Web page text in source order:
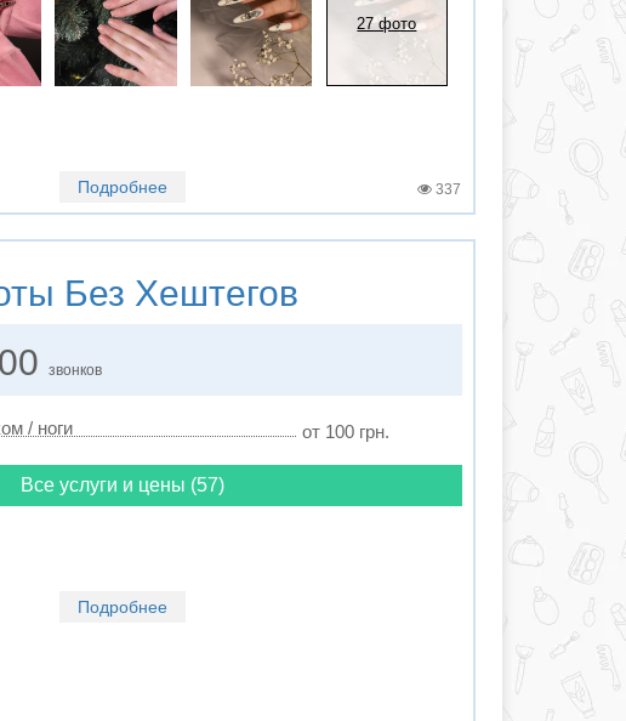
27 фото
Подробнее 337
Без Хештегов
звонков
/ ноги от 100 грн.
Все услуги и цены (57)
Подробнее